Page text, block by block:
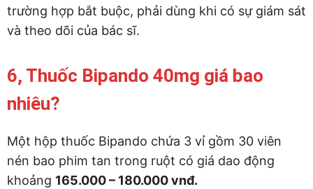
trường hợp bắt buộc, phải dùng khi có sự giám sát
và theo dõi của bác sĩ.
6, Thuốc Bipando 40mg giá bao
nhiêu?
Một hộp thuốc Bipando chứa 3 vỉ gồm 30 viên
nén bao phim tan trong ruột có giá dao động
khoảng 165.000 – 180.000 vnđ.